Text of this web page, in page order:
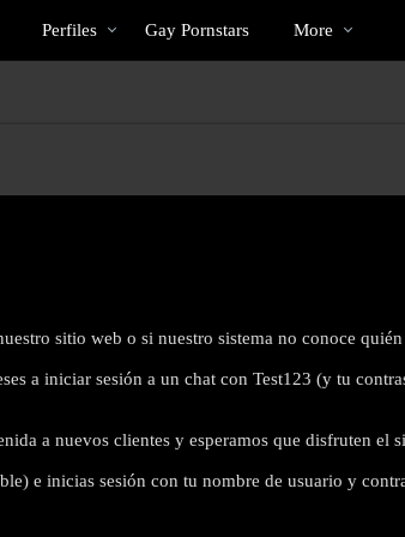
Perfiles Gay Pornstars More
sitio web o si nuestro sistema no conoce quién
a iniciar sesión a un chat con Test123 (y tu
a nuevos clientes y esperamos que disfruten el
e inicias sesión con tu nombre de usuario y
TIME OFFER!